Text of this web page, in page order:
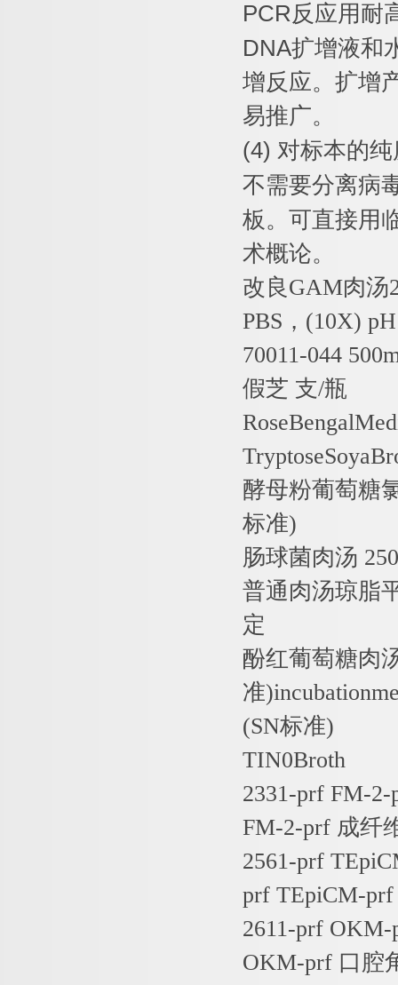
PCR反应用耐
DNA扩增液和
增反应。扩增
易推广。
(4) 对标本的
不需要分离病
板。可直接用
术概论。
改良GAM肉汤
PBS ， (10X)
70011-044
假芝 支/瓶
酵母粉葡萄糖
标准)
肠球菌肉汤
普通肉汤琼脂
定
酚红葡萄糖肉
准
(SN标准)
TIN0Broth
2331-prf FM-
FM-2-prf 成纤
2561-prf
prf TEpiCM-
2611-prf
OKM-prf 口腔